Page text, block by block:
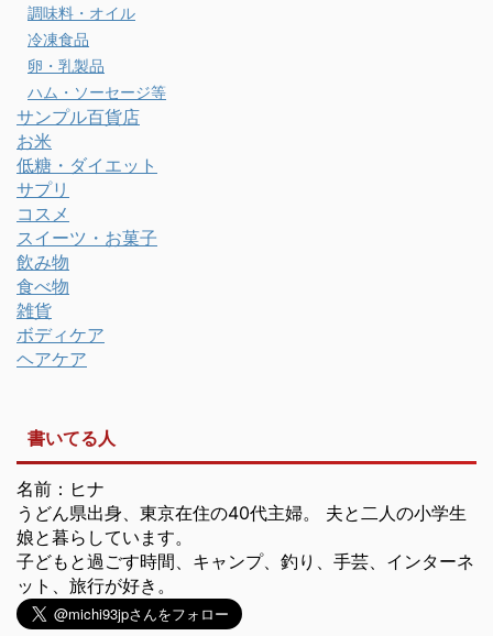
調味料・オイル
冷凍食品
卵・乳製品
ハム・ソーセージ等
サンプル百貨店
お米
低糖・ダイエット
サプリ
コスメ
スイーツ・お菓子
飲み物
食べ物
雑貨
ボディケア
ヘアケア
書いてる人
名前：ヒナ
うどん県出身、東京在住の40代主婦。 夫と二人の小学生
娘と暮らしています。
子どもと過ごす時間、キャンプ、釣り、手芸、インターネ
ット、旅行が好き。